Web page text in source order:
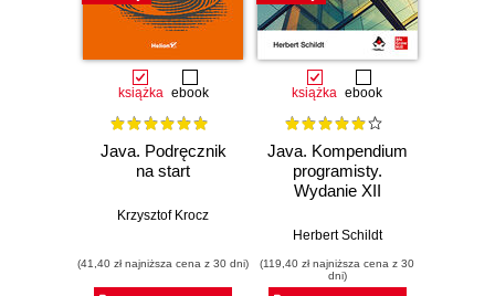
książka ebook
Java. Podręcznik
na start
Krzysztof Krocz
(41,40 zł najniższa cena z 30 dni)
książka ebook
Java. Kompendium
programisty.
Wydanie XII
Herbert Schildt
(119,40 zł najniższa cena z 30
dni)